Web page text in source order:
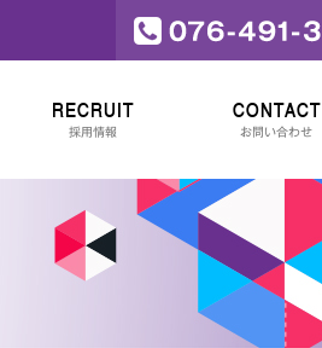
RECRUIT
採用情報
CONTACT
お問い合わせ